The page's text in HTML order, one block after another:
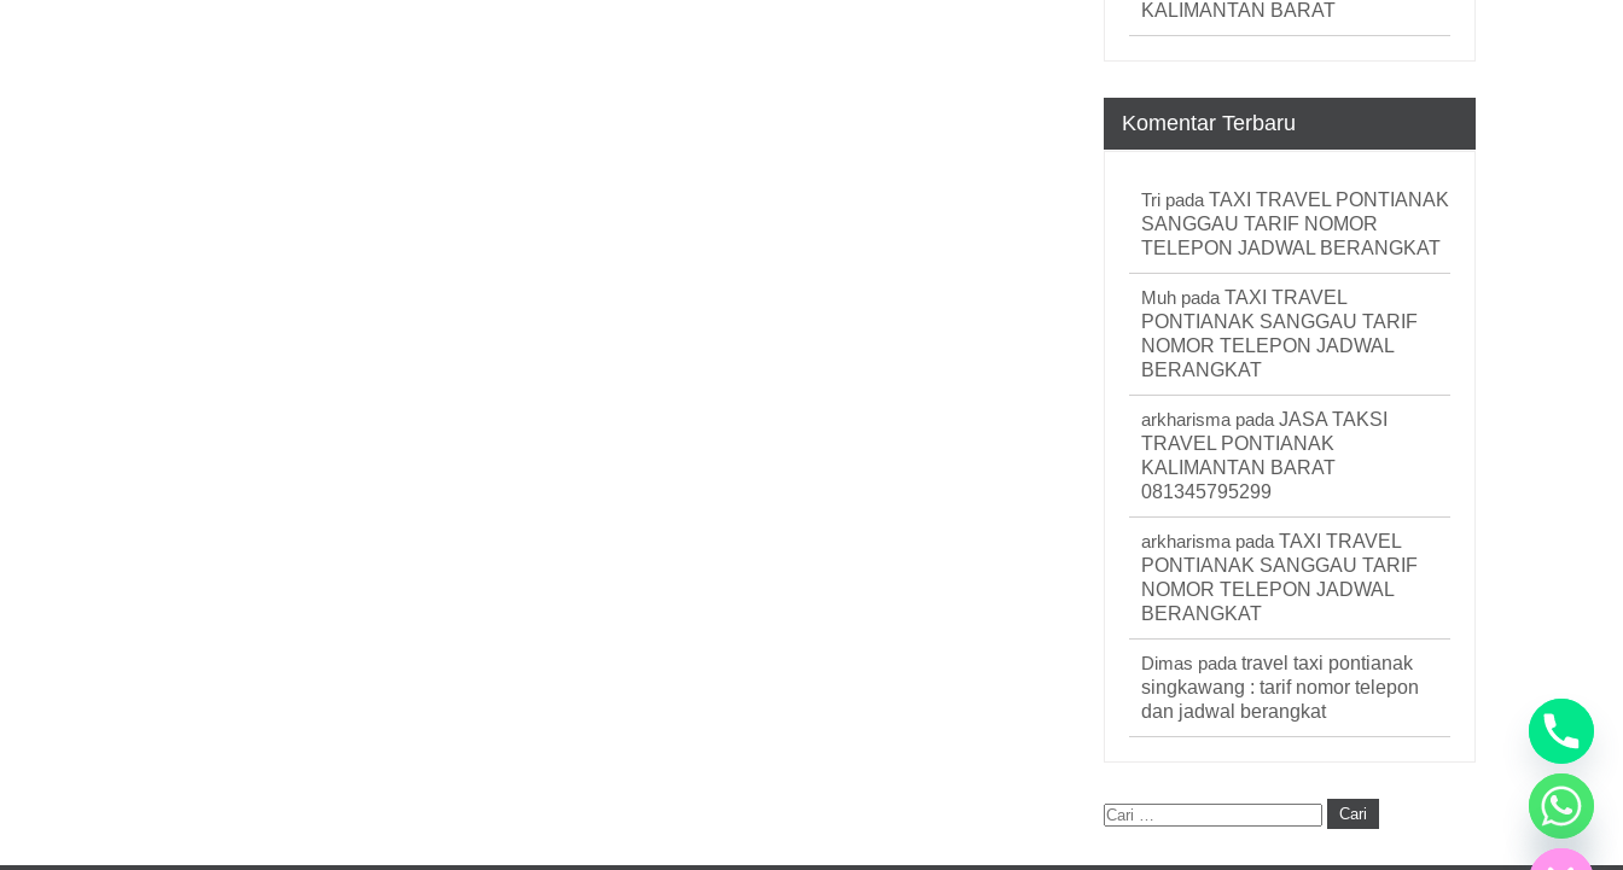
KALIMANTAN BARAT
Komentar Terbaru
Tri pada TAXI TRAVEL PONTIANAK
SANGGAU TARIF NOMOR
TELEPON JADWAL BERANGKAT
Muh pada TAXI TRAVEL
PONTIANAK SANGGAU TARIF
NOMOR TELEPON JADWAL
BERANGKAT
arkharisma pada JASA TAKSI
TRAVEL PONTIANAK
KALIMANTAN BARAT
081345795299
arkharisma pada TAXI TRAVEL
PONTIANAK SANGGAU TARIF
NOMOR TELEPON JADWAL
BERANGKAT
Dimas pada travel taxi pontianak
singkawang : tarif nomor telepon
dan jadwal berangkat
Hide chaty